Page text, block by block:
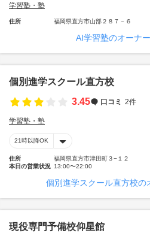
学習塾・塾
住所 福岡県直方市山部２８７－６
AI学習塾のオーナ
個別進学スクール直方校
3.45
口コミ 2件
学習塾・塾
21時以降OK
住所
福岡県直方市津田町３−１２
本日の営業状況 13:00〜22:00
個別進学スクール直方校の
現役専門予備校仰星館